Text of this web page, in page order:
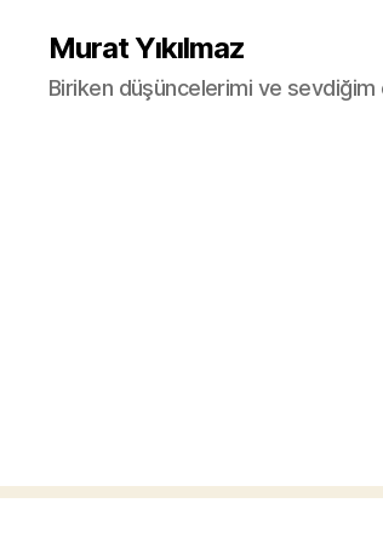
Murat Yıkılmaz
Biriken düşüncelerimi ve sevdiğim